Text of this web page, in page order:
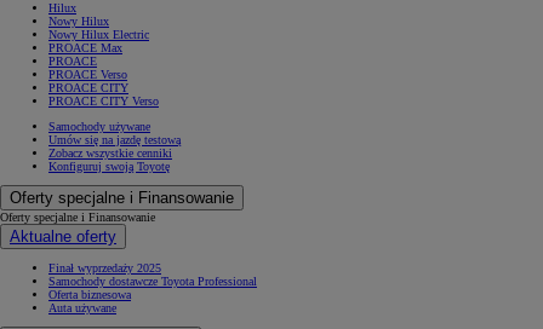
Hilux
Nowy Hilux
Nowy Hilux Electric
PROACE Max
PROACE
PROACE Verso
PROACE CITY
PROACE CITY Verso
Samochody używane
Umów się na jazdę testową
Zobacz wszystkie cenniki
Konfiguruj swoją Toyotę
Oferty specjalne i Finansowanie
Oferty specjalne i Finansowanie
Aktualne oferty
Finał wyprzedaży 2025
Samochody dostawcze Toyota Professional
Oferta biznesowa
Auta używane